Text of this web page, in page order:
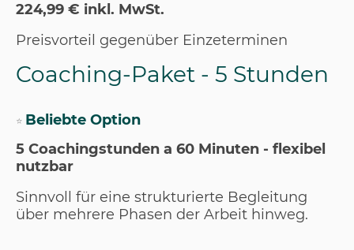
224,99 € inkl. MwSt.
Preisvorteil gegenüber Einzeterminen
Coaching-Paket - 5 Stunden
⭐ Beliebte Option
5 Coachingstunden a 60 Minuten - flexibel
nutzbar
Sinnvoll für eine strukturierte Begleitung
über mehrere Phasen der Arbeit hinweg.